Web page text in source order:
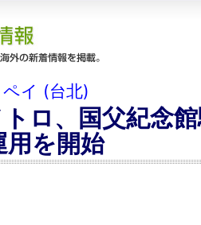
イ (台北)
ロ、国父紀念
用を開始